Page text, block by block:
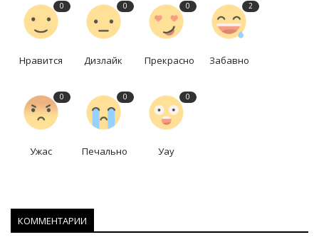
0
Нравится
0
Дизлайк
0
Прекрасно
2
Забавно
0
Ужас
0
Печально
0
Уау
КОММЕНТАРИИ